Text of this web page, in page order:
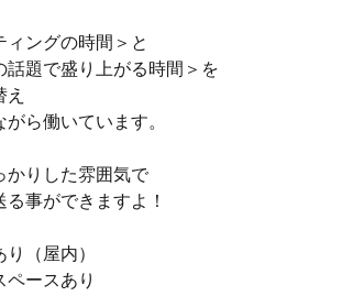
ィングの時間＞と
話題で盛り上がる時間＞を
ら働いています。
かりした雰囲気で
事ができますよ！
（屋内）
ペースあり